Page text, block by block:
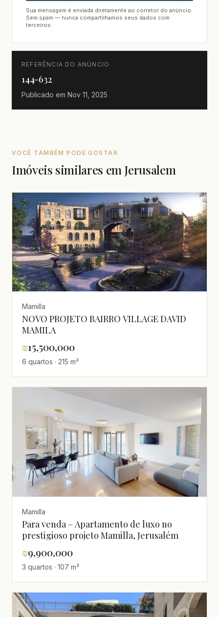
Sua mensagem é enviada diretamente ao corretor do anúncio.
Sem spam — nunca compartilhamos seus dados com
terceiros.
REFERÊNCIA DO ANÚNCIO
144-632
Publicado em Nov 11, 2025
VOCÊ TAMBÉM PODE GOSTAR
Imóveis similares em Jerusalem
Mamilla
NOVO PROJETO BAIRRO VILLAGE DAVID
MAMILA
₪15,500,000
6 quartos · 215 m²
Mamilla
Para venda – Apartamento de luxo no
prestigioso projeto Mamilla, Jerusalém
₪9,900,000
3 quartos · 107 m²